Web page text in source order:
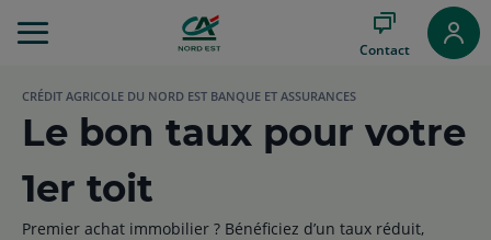
au
Contenu
Aller
au
de
page
Contact
CRÉDIT AGRICOLE DU NORD EST BANQUE ET ASSURANCES
Le bon taux pour votre
1er toit
Premier achat immobilier ? Bénéficiez d’un taux réduit,